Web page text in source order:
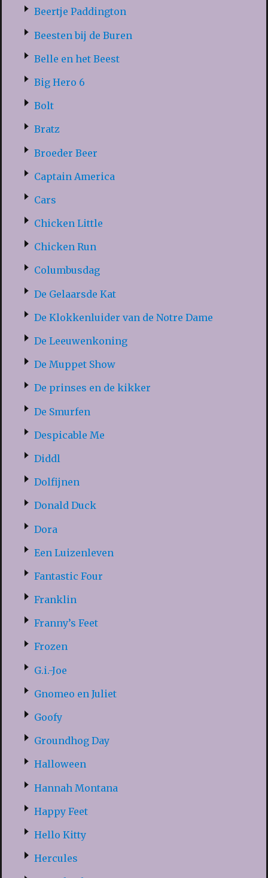
Beertje Paddington
Beesten bij de Buren
Belle en het Beest
Big Hero 6
Bolt
Bratz
Broeder Beer
Captain America
Cars
Chicken Little
Chicken Run
Columbusdag
De Gelaarsde Kat
De Klokkenluider van de Notre Dame
De Leeuwenkoning
De Muppet Show
De prinses en de kikker
De Smurfen
Despicable Me
Diddl
Dolfijnen
Donald Duck
Dora
Een Luizenleven
Fantastic Four
Franklin
Franny’s Feet
Frozen
G.i.-Joe
Gnomeo en Juliet
Goofy
Groundhog Day
Halloween
Hannah Montana
Happy Feet
Hello Kitty
Hercules